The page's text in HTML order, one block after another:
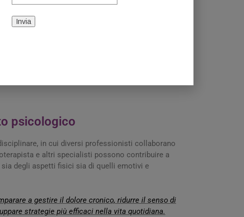
stress.
equilibrio, sicurezza e fiducia nelle proprie
psicologico
in cui diversi professionisti collaborano
e altri specialisti possono contribuire a
degli aspetti fisici sia di quelli emotivi e
a gestire il dolore cronico, ridurre il senso di
strategie più efficaci nella vita quotidiana.